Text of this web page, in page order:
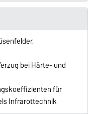
bei Härte- und
für
Infrarottechnik